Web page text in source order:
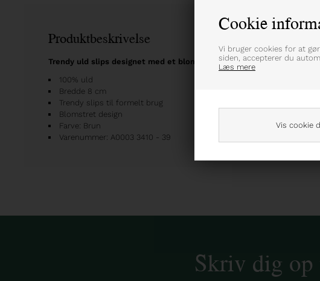
Cookie
Vi bruger cookies for at
siden, accepterer du
Læs mere
Vis cookie
Produktbeskrivelse
Trendy uld slips designet med et blomstret mønster
100% uld
Bredde 8 cm
Trendy slips til formelt brug
Blomstret design
Farve: Brun
Varenummer: A0003 3410 - 39
Skriv dig op